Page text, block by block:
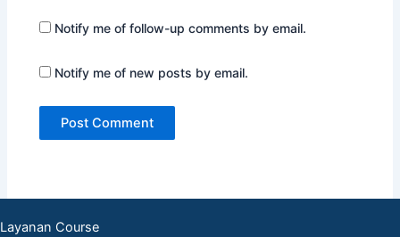
Notify me of follow-up comments by email.
Notify me of new posts by email.
Layanan Course